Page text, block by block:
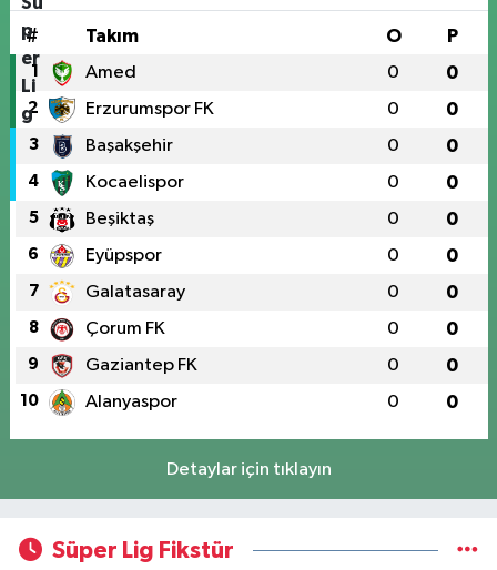
# Takım O P
1 Amed 0 0
2 Erzurumspor FK 0 0
3 Başakşehir 0 0
4 Kocaelispor 0 0
5 Beşiktaş 0 0
6 Eyüpspor 0 0
7 Galatasaray 0 0
8 Çorum FK 0 0
9 Gaziantep FK 0 0
10 Alanyaspor 0 0
Detaylar için tıklayın
Süper Lig Fikstür